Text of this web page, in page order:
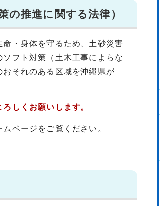
の推進に関する法律）
命・身体を守るため、土砂災害
フト対策（土木工事によらな
それのある区域を沖縄県が
しくお願いします。
ページをご覧ください。